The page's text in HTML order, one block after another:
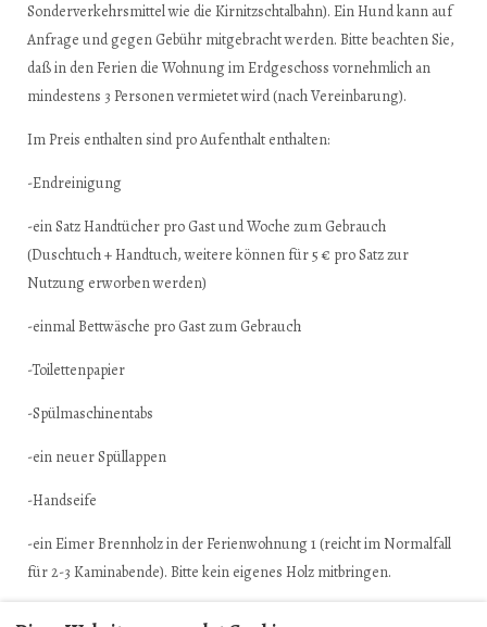
Sonderverkehrsmittel wie die Kirnitzschtalbahn). Ein Hund kann auf
Anfrage und gegen Gebühr mitgebracht werden. Bitte beachten Sie,
daß in den Ferien die Wohnung im Erdgeschoss vornehmlich an
mindestens 3 Personen vermietet wird (nach Vereinbarung).
Im Preis enthalten sind pro Aufenthalt enthalten:
-Endreinigung
-ein Satz Handtücher pro Gast und Woche zum Gebrauch
(Duschtuch + Handtuch, weitere können für 5 € pro Satz zur
Nutzung erworben werden)
-einmal Bettwäsche pro Gast zum Gebrauch
-Toilettenpapier
-Spülmaschinentabs
-ein neuer Spüllappen
-Handseife
-ein Eimer Brennholz in der Ferienwohnung 1 (reicht im Normalfall
für 2-3 Kaminabende). Bitte kein eigenes Holz mitbringen.